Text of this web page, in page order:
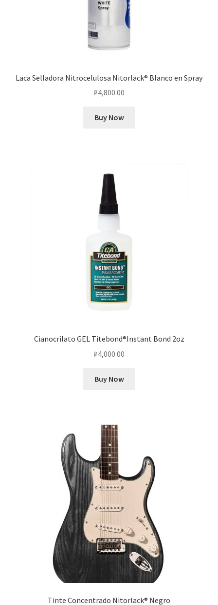
Laca Selladora Nitrocelulosa Nitorlack® Blanco en Spray
₽4,800.00
Buy Now
Cianocrilato GEL Titebond®Instant Bond 2oz
₽4,000.00
Buy Now
Tinte Concentrado Nitorlack® Negro